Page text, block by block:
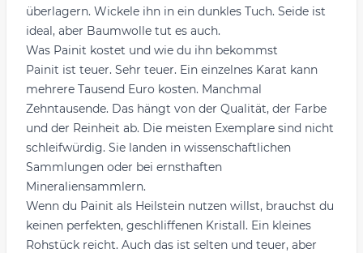
überlagern. Wickele ihn in ein dunkles Tuch. Seide ist
ideal, aber Baumwolle tut es auch.
Was Painit kostet und wie du ihn bekommst
Painit ist teuer. Sehr teuer. Ein einzelnes Karat kann
mehrere Tausend Euro kosten. Manchmal
Zehntausende. Das hängt von der Qualität, der Farbe
und der Reinheit ab. Die meisten Exemplare sind nicht
schleifwürdig. Sie landen in wissenschaftlichen
Sammlungen oder bei ernsthaften
Mineraliensammlern.
Wenn du Painit als Heilstein nutzen willst, brauchst du
keinen perfekten, geschliffenen Kristall. Ein kleines
Rohstück reicht. Auch das ist selten und teuer, aber